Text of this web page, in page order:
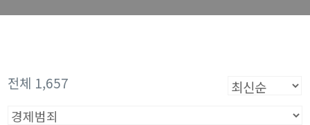
전체 1,657